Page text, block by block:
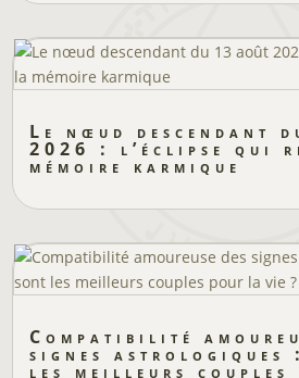
Le nœud descendant
2026 : l’éclipse qui
mémoire karmique
Compatibilité
signes astrologiques
les meilleurs couples